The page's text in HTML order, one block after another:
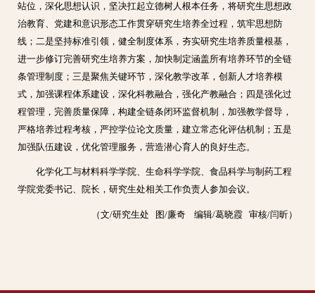
站位，深化思想认识，坚决扛起立德树人根本任务，将研究生思想政
治教育、党建和意识形态工作贯穿研究生培养全过程，筑牢思想防
线；二是坚持标准引领，健全制度体系，夯实研究生培养质量根基，
进一步修订完善研究生培养方案，加快制定涵盖所有培养环节的全链
条管理制度；三是聚焦关键环节，深化教学改革，创新人才培养模
式，加强课程体系建设，深化科教融合，强化产教融合；四是强化过
程管理，完善质量保障，构建全链条闭环监督机制，加强教学督导，
严格培养过程考核，严控学位论文质量，建立常态化评估机制；五是
加强队伍建设，优化管理服务，营造潜心育人的良好生态。
化学化工与材料科学学院、生命科学学院、食品科学与制药工程
学院党委书记、院长，研究生处相关工作负责人参加会议。
（文/研究生处 图/廉奇 编辑/葛晓霞 审核/闫昕）